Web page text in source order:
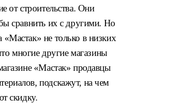
от строительства. Они
сравнить их с другими. Но
не только в низких
многие другие магазины
«Мастак» продавцы
подскажут, на чем
скидку.